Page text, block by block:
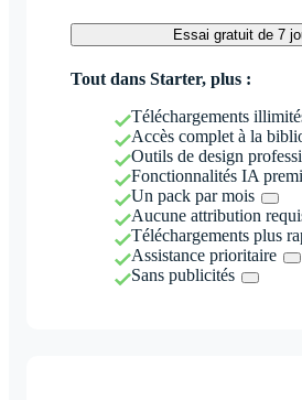
Essai gratuit de 7
Tout dans Starter, plus :
Téléchargements
Accès complet à la
Outils de design
Fonctionnalités IA
Un pack par mois
Aucune attribution
Téléchargements plus
Assistance prioritaire
Sans publicités